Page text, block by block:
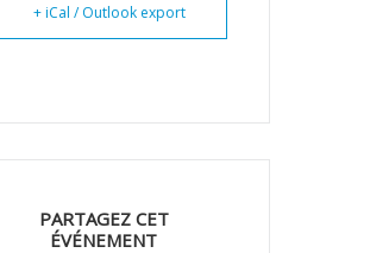
+ iCal / Outlook export
PARTAGEZ CET
ÉVÉNEMENT